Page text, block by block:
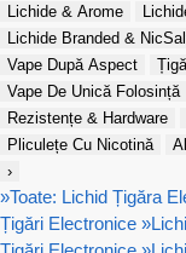
Lichide & Arome
Lichide Branded &
Vape După Aspect
Vape De Unică Folosință
Rezistențe & Hardware
Pliculețe Cu Nicotină
›
»Toate: Lichid Țigăra
Țigări Electronice »